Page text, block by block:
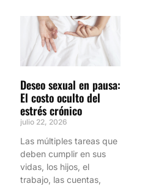
Deseo sexual en pausa:
El costo oculto del
estrés crónico
julio 22, 2026
Las múltiples tareas que
deben cumplir en sus
vidas, los hijos, el
trabajo, las cuentas,